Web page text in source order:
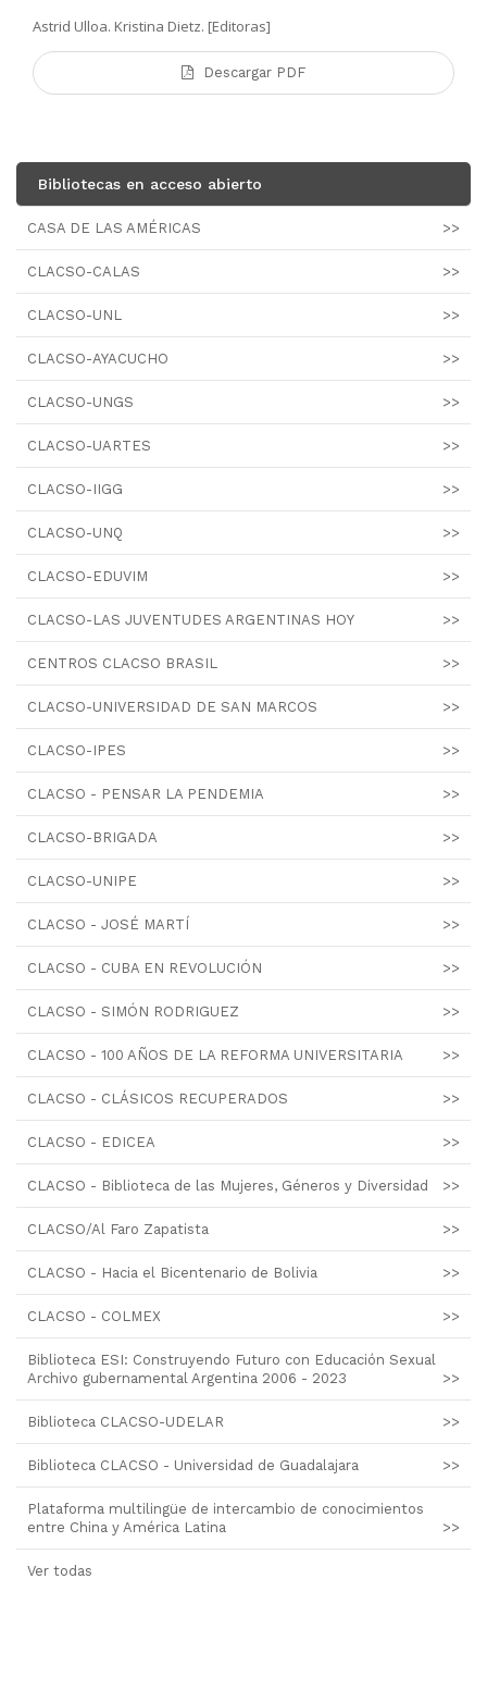
Astrid Ulloa. Kristina Dietz. [Editoras]
Descargar PDF
Bibliotecas en acceso abierto
CASA DE LAS AMÉRICAS >>
CLACSO-CALAS >>
CLACSO-UNL >>
CLACSO-AYACUCHO >>
CLACSO-UNGS >>
CLACSO-UARTES >>
CLACSO-IIGG >>
CLACSO-UNQ >>
CLACSO-EDUVIM >>
CLACSO-LAS JUVENTUDES ARGENTINAS HOY >>
CENTROS CLACSO BRASIL >>
CLACSO-UNIVERSIDAD DE SAN MARCOS >>
CLACSO-IPES >>
CLACSO - PENSAR LA PENDEMIA >>
CLACSO-BRIGADA >>
CLACSO-UNIPE >>
CLACSO - JOSÉ MARTÍ >>
CLACSO - CUBA EN REVOLUCIÓN >>
CLACSO - SIMÓN RODRIGUEZ >>
CLACSO - 100 AÑOS DE LA REFORMA UNIVERSITARIA >>
CLACSO - CLÁSICOS RECUPERADOS >>
CLACSO - EDICEA >>
CLACSO - Biblioteca de las Mujeres, Géneros y Diversidad >>
CLACSO/Al Faro Zapatista >>
CLACSO - Hacia el Bicentenario de Bolivia >>
CLACSO - COLMEX >>
Biblioteca ESI: Construyendo Futuro con Educación Sexual
Archivo gubernamental Argentina 2006 - 2023
>>
Biblioteca CLACSO-UDELAR >>
Biblioteca CLACSO - Universidad de Guadalajara >>
Plataforma multilingüe de intercambio de conocimientos
entre China y América Latina
>>
Ver todas